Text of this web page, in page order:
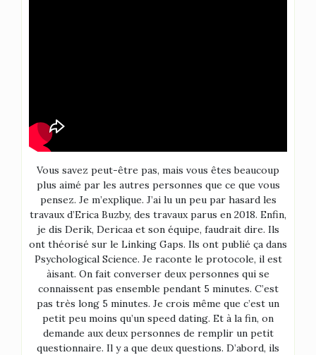
Vous savez peut-être pas, mais vous êtes beaucoup
plus aimé par les autres personnes que ce que vous
pensez. Je m’explique. J’ai lu un peu par hasard les
travaux d’Erica Buzby, des travaux parus en 2018. Enfin,
je dis Derik, Dericaa et son équipe, faudrait dire. Ils
ont théorisé sur le Linking Gaps. Ils ont publié ça dans
Psychological Science. Je raconte le protocole, il est
àisant. On fait converser deux personnes qui se
connaissent pas ensemble pendant 5 minutes. C’est
pas très long 5 minutes. Je crois même que c’est un
petit peu moins qu’un speed dating. Et à la fin, on
demande aux deux personnes de remplir un petit
questionnaire. Il y a que deux questions. D’abord, ils